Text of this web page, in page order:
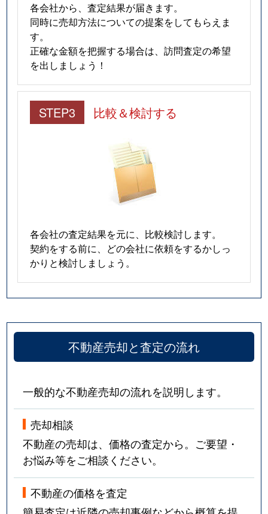
各会社から、査定結果が届きます。
同時に売却方法についての提案をしてもらえま
す。
正確な金額を把握する場合は、訪問査定の希望
を出しましょう！
STEP3 比較＆検討する
各会社の査定結果を元に、比較検討します。
契約をする前に、どの会社に依頼をするかしっ
かりと検討しましょう。
不動産売却と査定の流れ
一般的な不動産売却の流れを説明します。
売却相談
不動産の売却は、価格の査定から。ご要望・
お悩み等をご相談ください。
不動産の価格を査定